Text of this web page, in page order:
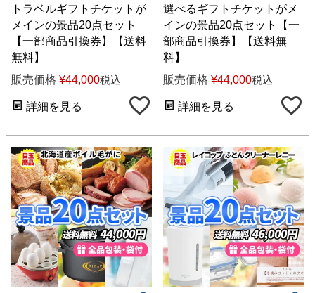
トラベルギフトチケットが
メインの景品20点セット
【一部商品引換券】【送料
無料】
販売価格 ¥44,000税込
詳細を見る
選べるギフトチケットがメ
インの景品20点セット【一
部商品引換券】【送料無
料】
販売価格 ¥44,000税込
詳細を見る